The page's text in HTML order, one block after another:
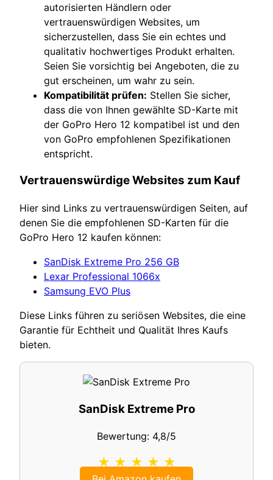
autorisierten Händlern oder
vertrauenswürdigen Websites, um
sicherzustellen, dass Sie ein echtes und
qualitativ hochwertiges Produkt erhalten.
Seien Sie vorsichtig bei Angeboten, die zu
gut erscheinen, um wahr zu sein.
Kompatibilität prüfen: Stellen Sie sicher,
dass die von Ihnen gewählte SD-Karte mit
der GoPro Hero 12 kompatibel ist und den
von GoPro empfohlenen Spezifikationen
entspricht.
Vertrauenswürdige Websites zum Kauf
Hier sind Links zu vertrauenswürdigen Seiten, auf
denen Sie die empfohlenen SD-Karten für die
GoPro Hero 12 kaufen können:
SanDisk Extreme Pro 256 GB
Lexar Professional 1066x
Samsung EVO Plus
Diese Links führen zu seriösen Websites, die eine
Garantie für Echtheit und Qualität Ihres Kaufs
bieten.
SanDisk Extreme Pro
Bewertung: 4,8/5
★ ★ ★ ★ ★